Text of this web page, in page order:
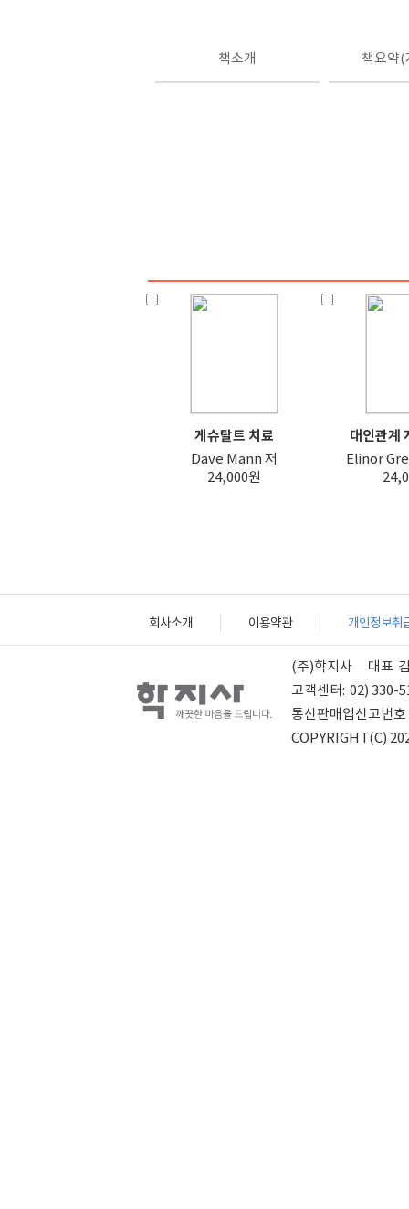
책소개 책요약(
게슈탈트 치료
Dave Mann 저
24,000원
대인관계
Elinor
회사소개 이용약관 개인정보취
(주)학지사 대표
고객센터: 02) 330-
통신판매업신고번호
COPYRIGHT(C)